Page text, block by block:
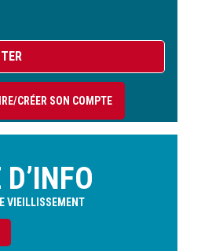
CRÉER SON COMPTE
VIEILLISSEMENT